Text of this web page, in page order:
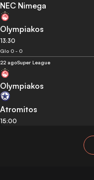
NEC Nimega
Olympiakos
13:30
Glo 0 - 0
22 agoSuper League
Olympiakos
Atromitos
15:00